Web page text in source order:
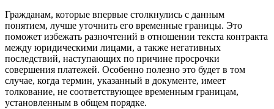
Гражданам, которые впервые столкнулись с данным
понятием, лучше уточнить его временные границы. Это
поможет избежать разночтений в отношении текста контракта
между юридическими лицами, а также негативных
последствий, наступающих по причине просрочки
совершения платежей. Особенно полезно это будет в том
случае, когда термин, указанный в документе, имеет
толкование, не соответствующее временным границам,
установленным в общем порядке.